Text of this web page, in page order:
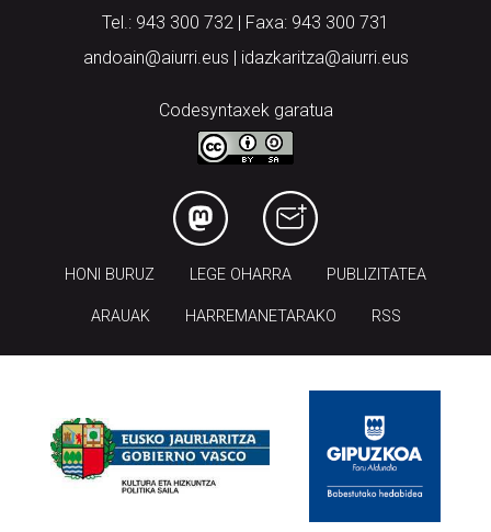
Tel.: 943 300 732 | Faxa: 943 300 731
andoain@aiurri.eus | idazkaritza@aiurri.eus
Codesyntaxek garatua
HONI BURUZ LEGE OHARRA PUBLIZITATEA
ARAUAK HARREMANETARAKO RSS